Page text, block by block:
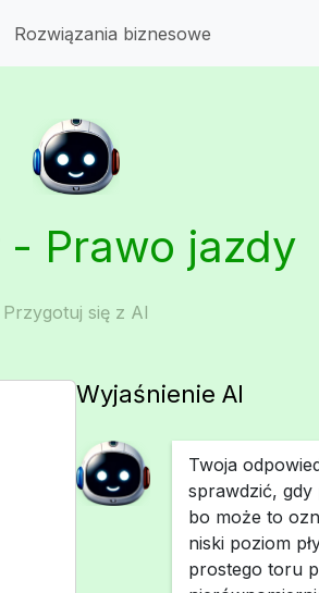
Rozwiązania biznesowe
- Prawo jazdy
Przygotuj się z AI
Wyjaśnienie AI
Twoja
sprawdzić, gdy
bo może to
niski poziom
prostego toru